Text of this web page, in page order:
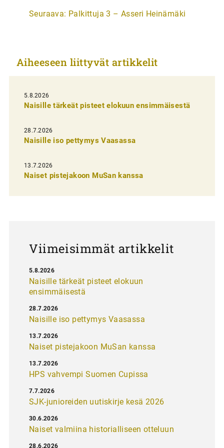
i
e
i
e
n
s
e
l
Seuraava: Palkittuja 3 – Asseri Heinämäki
Aiheeseen liittyvät artikkelit
5.8.2026
Naisille tärkeät pisteet elokuun ensimmäisestä
28.7.2026
Naisille iso pettymys Vaasassa
13.7.2026
Naiset pistejakoon MuSan kanssa
Viimeisimmät artikkelit
Naisille tärkeät pisteet elokuun
ensimmäisestä
5.8.2026
Naisille iso pettymys Vaasassa
28.7.2026
Naiset pistejakoon MuSan kanssa
13.7.2026
HPS vahvempi Suomen Cupissa
13.7.2026
SJK-junioreiden uutiskirje kesä 2026
7.7.2026
Naiset valmiina historialliseen otteluun
30.6.2026
28.6.2026